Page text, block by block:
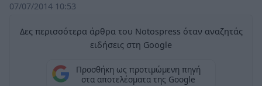
07/07/2014 10:53
Δες περισσότερα άρθρα του Notospress όταν αναζητάς
ειδήσεις στη Google
Προσθήκη ως προτιμώμενη πηγή
στα αποτελέσματα της Google